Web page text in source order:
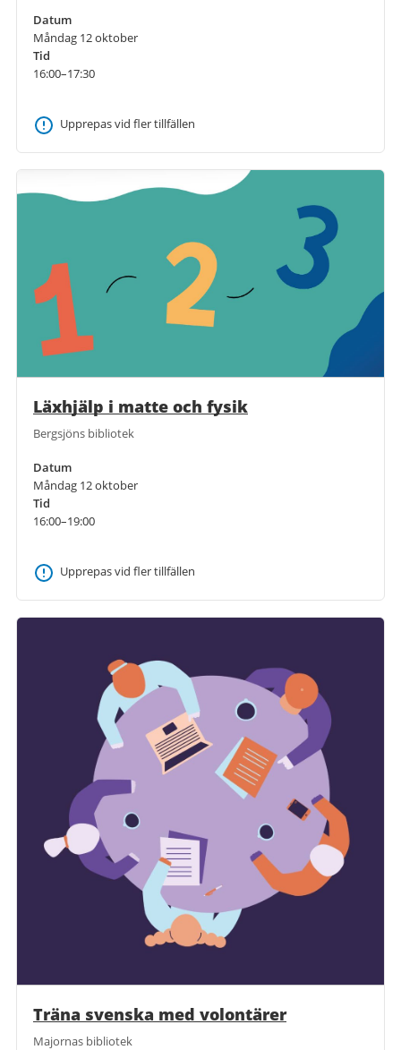
Datum
Måndag 12 oktober
Tid
16:00–17:30
Upprepas vid fler tillfällen
Läxhjälp i matte och fysik
Bergsjöns bibliotek
Datum
Måndag 12 oktober
Tid
16:00–19:00
Upprepas vid fler tillfällen
Träna svenska med volontärer
Majornas bibliotek